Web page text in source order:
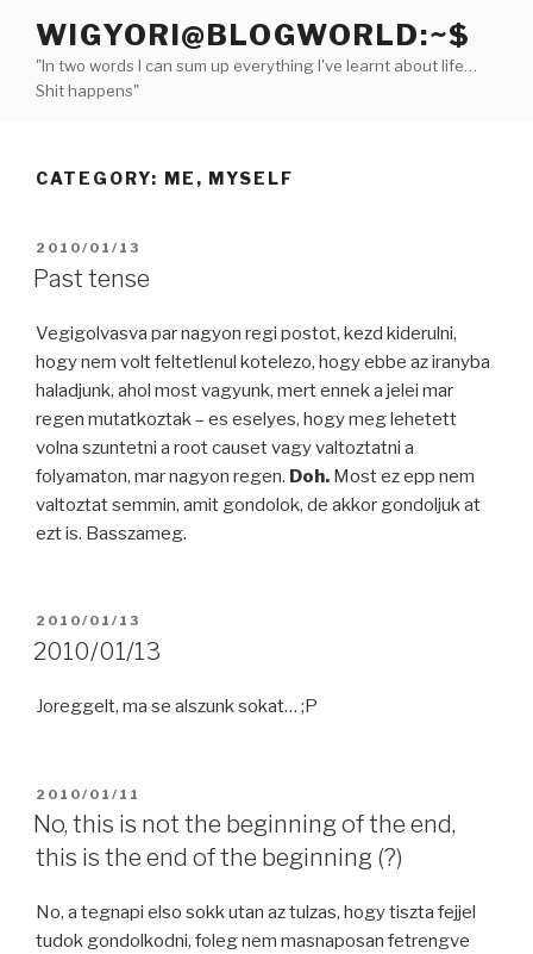
content
WIGYORI@BLOGWORLD:~$
"In two words I can sum up everything I've learnt about life…
Shit happens"
CATEGORY: ME, MYSELF
POSTED
ON
2010/01/13
Past tense
Vegigolvasva par nagyon regi postot, kezd kiderulni,
hogy nem volt feltetlenul kotelezo, hogy ebbe az iranyba
haladjunk, ahol most vagyunk, mert ennek a jelei mar
regen mutatkoztak – es eselyes, hogy meg lehetett
volna szuntetni a root causet vagy valtoztatni a
folyamaton, mar nagyon regen. Doh. Most ez epp nem
valtoztat semmin, amit gondolok, de akkor gondoljuk at
ezt is. Basszameg.
POSTED
ON
2010/01/13
2010/01/13
Joreggelt, ma se alszunk sokat… ;P
POSTED
ON
2010/01/11
No, this is not the beginning of the end,
this is the end of the beginning (?)
No, a tegnapi elso sokk utan az tulzas, hogy tiszta fejjel
tudok gondolkodni, foleg nem masnaposan fetrengve